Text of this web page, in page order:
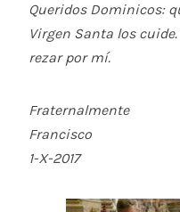
Queridos Dominicos:
Virgen Santa los
rezar por mí.
Fraternalmente
Francisco
1-X-2017